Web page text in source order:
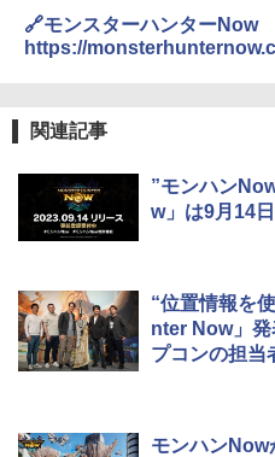
🔗モンスターハンターNow
https://
関連記事
”モンハン
w」は9月14
“位置情報を
nter Now」発
プコンの担当
モンハンNow